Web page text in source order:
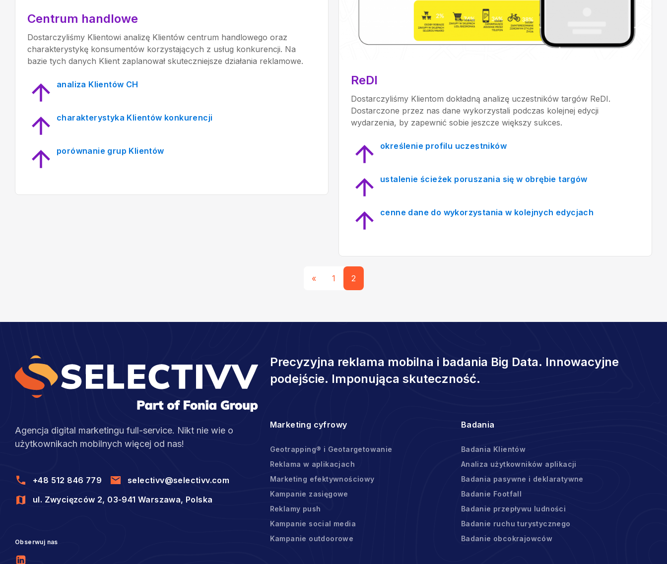
Centrum handlowe
Dostarczyliśmy Klientowi analizę Klientów centrum handlowego oraz
charakterystykę konsumentów korzystających z usług konkurencji. Na
bazie tych danych Klient zaplanował skuteczniejsze działania reklamowe.
analiza Klientów CH
charakterystyka Klientów konkurencji
porównanie grup Klientów
ReDI
Dostarczyliśmy Klientom dokładną analizę uczestników targów ReDI.
Dostarczone przez nas dane wykorzystali podczas kolejnej edycji
wydarzenia, by zapewnić sobie jeszcze większy sukces.
określenie profilu uczestników
ustalenie ścieżek poruszania się w obrębie targów
cenne dane do wykorzystania w kolejnych edycjach
« 1 2
Agencja digital marketingu full-service. Nikt nie wie o
użytkownikach mobilnych więcej od nas!
+48 512 846 779
selectivv@selectivv.com
ul. Zwycięzców 2, 03-941 Warszawa, Polska
Obserwuj nas
Precyzyjna reklama mobilna i badania Big Data. Innowacyjne
podejście. Imponująca skuteczność.
Marketing cyfrowy
Geotrapping® i Geotargetowanie
Reklama w aplikacjach
Marketing efektywnościowy
Kampanie zasięgowe
Reklamy push
Kampanie social media
Kampanie outdoorowe
Badania
Badania Klientów
Analiza użytkowników aplikacji
Badania pasywne i deklaratywne
Badanie Footfall
Badanie przepływu ludności
Badanie ruchu turystycznego
Badanie obcokrajowców